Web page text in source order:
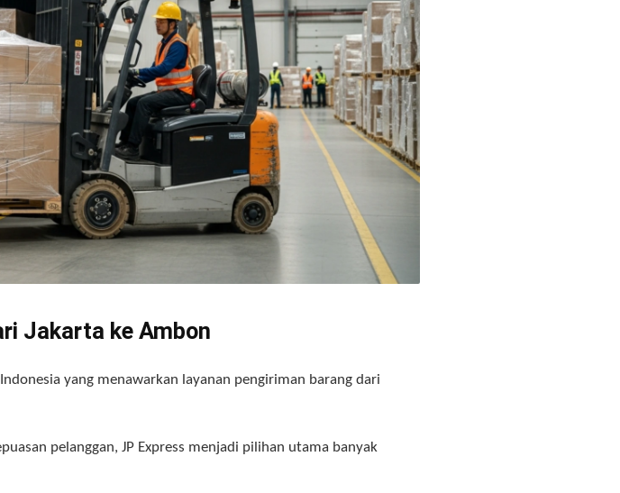
Jakarta ke Ambon
yang menawarkan layanan pengiriman barang dari
pelanggan, JP Express menjadi pilihan utama banyak